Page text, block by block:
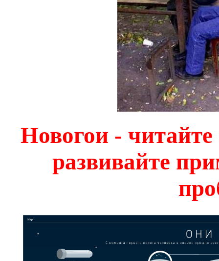
Новогои -
развивайте